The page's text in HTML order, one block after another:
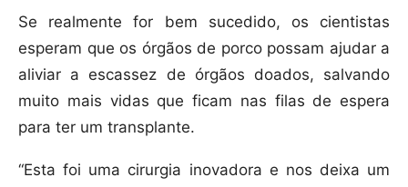
Se realmente for bem sucedido, os cientistas
esperam que os órgãos de porco possam ajudar a
aliviar a escassez de órgãos doados, salvando
muito mais vidas que ficam nas filas de espera
para ter um transplante.
“Esta foi uma cirurgia inovadora e nos deixa um